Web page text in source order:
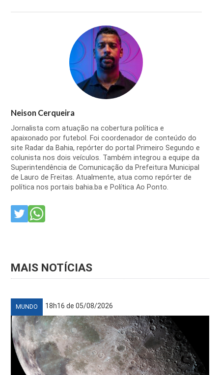
Neison Cerqueira
Jornalista com atuação na cobertura política e
apaixonado por futebol. Foi coordenador de conteúdo do
site Radar da Bahia, repórter do portal Primeiro Segundo e
colunista nos dois veículos. Também integrou a equipe da
Superintendência de Comunicação da Prefeitura Municipal
de Lauro de Freitas. Atualmente, atua como repórter de
política nos portais bahia.ba e Política Ao Ponto.
MAIS NOTÍCIAS
MUNDO 18h16 de 05/08/2026